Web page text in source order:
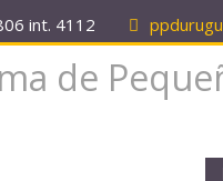
int. 4112